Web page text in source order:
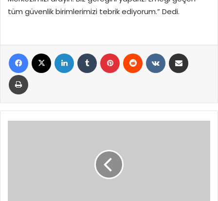
tüm güvenlik birimlerimizi tebrik ediyorum.” Dedi.
Facebook LinkedIn Tumblr Pinterest Reddit VKontakte
Yazdır